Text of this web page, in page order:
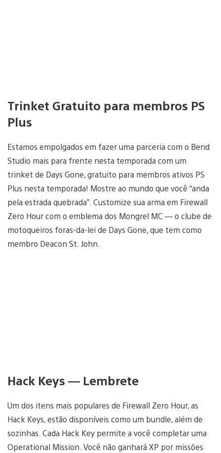
Trinket Gratuito para membros PS
Plus
Estamos empolgados em fazer uma parceria com o Bend
Studio mais para frente nesta temporada com um
trinket de Days Gone, gratuito para membros ativos PS
Plus nesta temporada! Mostre ao mundo que você “anda
pela estrada quebrada”. Customize sua arma em Firewall
Zero Hour com o emblema dos Mongrel MC — o clube de
motoqueiros foras-da-lei de Days Gone, que tem como
membro Deacon St. John.
Hack Keys — Lembrete
Um dos itens mais populares de Firewall Zero Hour, as
Hack Keys, estão disponíveis como um bundle, além de
sozinhas. Cada Hack Key permite a você completar uma
Operational Mission. Você não ganhará XP por missões